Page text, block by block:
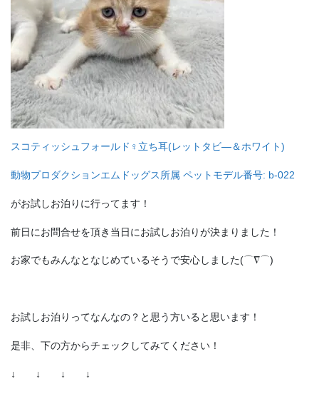
スコティッシュフォールド♀立ち耳(レットタビ―＆ホワイト)
動物プロダクションエムドッグス所属 ペットモデル番号: b-022
がお試しお泊りに行ってます！
前日にお問合せを頂き当日にお試しお泊りが決まりました！
お家でもみんなとなじめているそうで安心しました(⌒∇⌒)
お試しお泊りってなんなの？と思う方いると思います！
是非、下の方からチェックしてみてください！
↓ ↓ ↓ ↓